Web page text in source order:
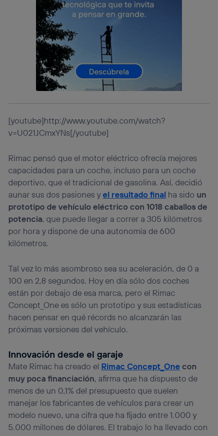
[youtube]http://www.youtube.com/watch?
v=U021JCmxYNs[/youtube]
Rimac pensó que el motor eléctrico ofrecía mejores
capacidades para un coche, incluso para un coche
deportivo, que el tradicional de gasolina. Así, decidió
aunar sus dos pasiones yel resultado final ha sido un
prototipo de vehículo eléctrico con 1018 caballos de
potencia, que puede llegar a correr a 305 kilómetros
por hora y dispone de una autonomía de 600
kilómetros.
Tal vez lo más asombroso sea su aceleración, de 0 a
100 en 2,8 segundos. Hoy en día sólo dos coches
están por debajo de esa marca, pero el Rimac
Concept_One es sólo un prototipo y sus estadísticas
hacen pensar en qué récords no alcanzarán las
próximas versiones del vehículo.
Innovación desde el garaje
Mate Rimac ha creado el Rimac Concept_Onecon
muy poca financiación, afirma que ha dispuesto de
menos de un 0,1% del presupuesto que suelen
manejar los fabricantes de vehículos para crear un
modelo nuevo, una cifra que ha fijado entre 1.000 y
5.000 millones de dólares. El trabajo lo ha llevado con
Si utilizas unaconexión de banda ancha
el marketing o análisis se realizará en función de las
actividades de navegación de los miembros del hogar
que hayan dado su consentimiento.
Si utilizasdatos móviles, el marketing será más
personalizado, ya que se basará únicamente en la
navegación del usuario del móvil.
Puedes gestionar los consentimientos Utiq seleccionando
“Administrar Utiq” en la parte inferior de esta página web o
visitando el portal de privacidad de Utiq
(“consenthub”). Para más información, consulta